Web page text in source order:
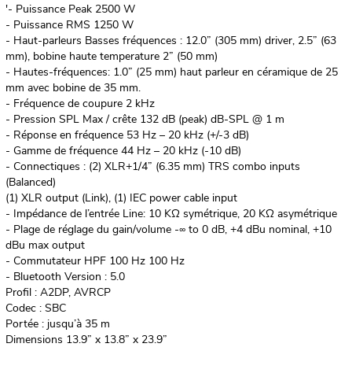
'- Puissance Peak 2500 W
- Puissance RMS 1250 W
- Haut-parleurs Basses fréquences : 12.0” (305 mm) driver, 2.5” (63
mm), bobine haute temperature 2” (50 mm)
- Hautes-fréquences: 1.0” (25 mm) haut parleur en céramique de 25
mm avec bobine de 35 mm.
- Fréquence de coupure 2 kHz
- Pression SPL Max / crête 132 dB (peak) dB-SPL @ 1 m
- Réponse en fréquence 53 Hz – 20 kHz (+/-3 dB)
- Gamme de fréquence 44 Hz – 20 kHz (-10 dB)
- Connectiques : (2) XLR+1/4” (6.35 mm) TRS combo inputs
(Balanced)
(1) XLR output (Link), (1) IEC power cable input
- Impédance de l’entrée Line: 10 KΩ symétrique, 20 KΩ asymétrique
- Plage de réglage du gain/volume -∞ to 0 dB, +4 dBu nominal, +10
dBu max output
- Commutateur HPF 100 Hz 100 Hz
- Bluetooth Version : 5.0
Profil : A2DP, AVRCP
Codec : SBC
Portée : jusqu’à 35 m
Dimensions 13.9” x 13.8” x 23.9”